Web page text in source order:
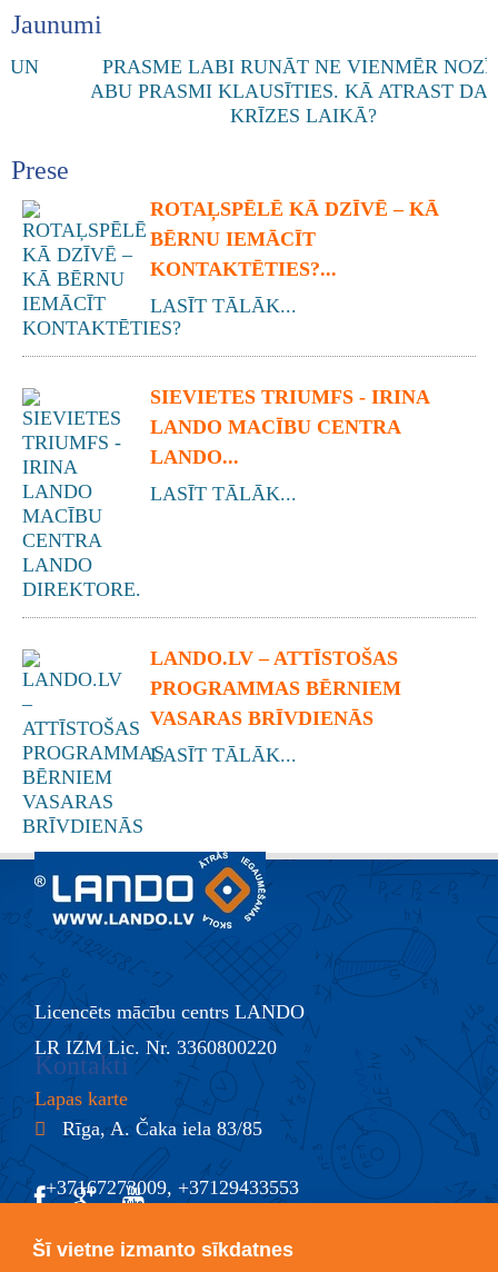
Šī vietne izmanto sīkdatnes
Jaunumi
Prese
ROTAĻSPĒLĒ KĀ DZĪVĒ – KĀ
BĒRNU IEMĀCĪT
KONTAKTĒTIES?...
LASĪT TĀLĀK...
SIEVIETES TRIUMFS - IRINA
LANDO MACĪBU CENTRA
LANDO...
LASĪT TĀLĀK...
LANDO.LV – ATTĪSTOŠAS
PROGRAMMAS BĒRNIEM
VASARAS BRĪVDIENĀS
LASĪT TĀLĀK...
Licencēts mācību centrs LANDO
LR IZM Lic. Nr. 3360800220
Lapas karte
Kontakti
Rīga, A. Čaka iela 83/85
+37167273009, +37129433553
@ info@lando.lv